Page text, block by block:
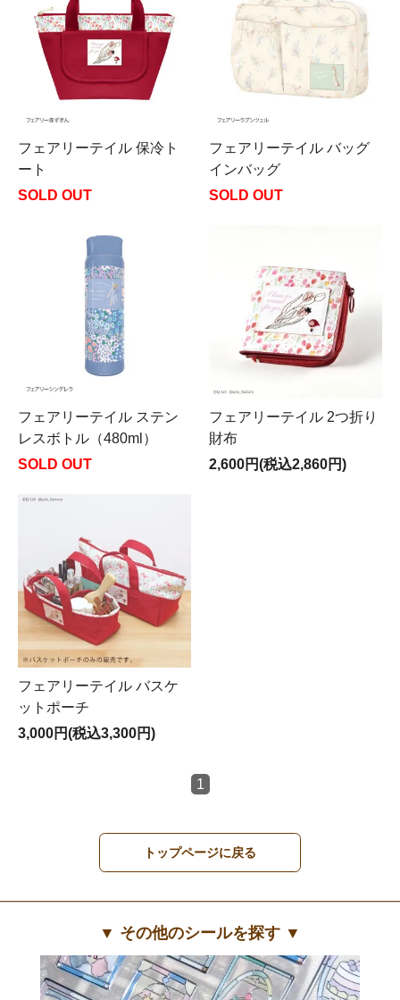
フェアリーテイル 保冷ト
ート
SOLD OUT
フェアリーテイル バッグ
インバッグ
SOLD OUT
フェアリーテイル ステン
レスボトル（480ml）
SOLD OUT
フェアリーテイル 2つ折り
財布
2,600円(税込2,860円)
フェアリーテイル バスケ
ットポーチ
3,000円(税込3,300円)
1
トップページに戻る
▼ その他のシールを探す ▼